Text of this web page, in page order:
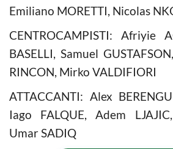
Emiliano MORETTI, Nicolas
CENTROCAMPISTI: Afriyie
BASELLI, Samuel
RINCON, Mirko VALDIFIORI
ATTACCANTI: Alex
Iago FALQUE, Adem
Umar SADIQ